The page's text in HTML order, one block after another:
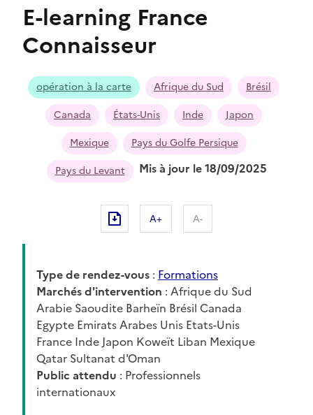
E-learning France
Connaisseur
opération à la carte Afrique du Sud
Brésil
Canada
États-Unis Inde
Japon
Mexique
Pays du Golfe Persique
Pays du Levant
Mis à jour le 18/09/2025
A+ A-
Type de rendez-vous : Formations
Marchés d'intervention : Afrique du Sud
Arabie Saoudite Barheïn Brésil Canada
Egypte Emirats Arabes Unis Etats-Unis
France Inde Japon Koweït Liban Mexique
Qatar Sultanat d'Oman
Public attendu : Professionnels
internationaux